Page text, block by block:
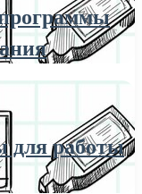
работы